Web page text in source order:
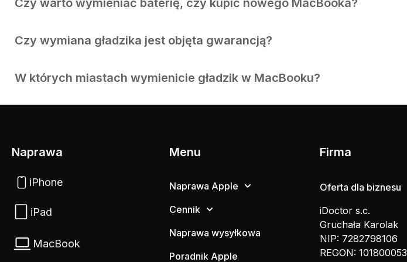
Czy warto wymieniać baterię, czy kupić nowego MacBooka?
Czy wymiana gładzika jest objęta gwarancją?
W których miastach wymienicie gładzik w MacBooku?
Naprawa
iPhone
iPad
MacBook
Menu
Naprawa Apple
Cennik
Naprawa wysyłkowa
Poradnik Apple
Firma
Oferta dla biznesu
iDoctor s.c.
Gruchała Karolak
NIP: 7282798106
REGON: 101800053